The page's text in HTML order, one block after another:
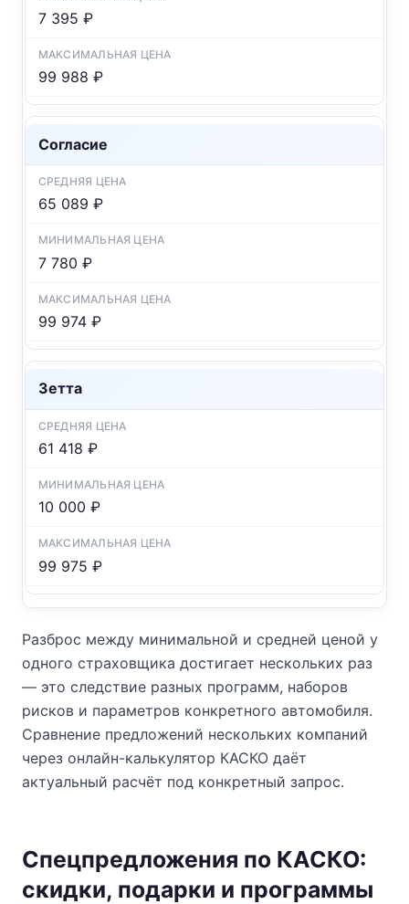
7 395 ₽
99 988 ₽
Согласие
65 089 ₽
7 780 ₽
99 974 ₽
Зетта
61 418 ₽
10 000 ₽
99 975 ₽
Разброс между минимальной и средней ценой у
одного страховщика достигает нескольких раз
— это следствие разных программ, наборов
рисков и параметров конкретного автомобиля.
Сравнение предложений нескольких компаний
через онлайн-калькулятор КАСКО даёт
актуальный расчёт под конкретный запрос.
Спецпредложения по КАСКО:
скидки, подарки и программы